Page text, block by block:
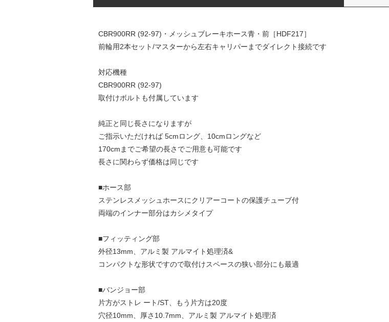
CBR900RR (92-97)・メッシュブレーキホース青・前［HDF217］
前輪用2本セット/マスターから左右キャリパーまでダイレクト接続です
対応機種
CBR900RR (92-97)
取付けボルトも付属しています
純正と同じ長さになりますが
ご指示いただければ 5cmロング、10cmロングなど
170cmまでご希望の長さでご用意も可能です
長さに関わらず価格は同じです
■ホース部
ステンレスメッシュホースにクリアーコートの保護チューブ付
両端のインナー部分はカシメタイプ
■フィッティング部
外径13mm、アルミ製 アルマイト処理済&
コンパクトな形状ですので取付けスペースの狭い部分にも最適
■バンジョー部
片方がストレ ート/ST、もう片方は20度
穴径10mm、厚さ10.7mm、アルミ製 アルマイト処理済